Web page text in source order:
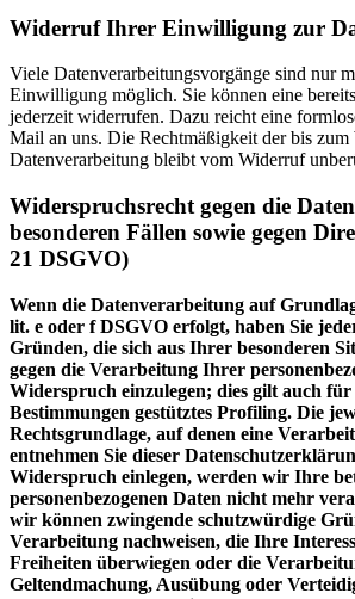
Widerruf Ihrer Einwilligung zur
Viele Datenverarbeitungsvorgänge sind nur
Einwilligung möglich. Sie können eine
jederzeit widerrufen. Dazu reicht eine
Mail an uns. Die Rechtmäßigkeit der bis
Datenverarbeitung bleibt vom Widerruf
Widerspruchsrecht gegen die
besonderen Fällen sowie gegen
21 DSGVO)
Wenn die Datenverarbeitung auf
lit. e oder f DSGVO erfolgt, haben Sie
Gründen, die sich aus Ihrer besonderen
gegen die Verarbeitung Ihrer
Widerspruch einzulegen; dies gilt auch für
Bestimmungen gestütztes Profiling. Die
Rechtsgrundlage, auf denen eine
entnehmen Sie dieser
Widerspruch einlegen, werden wir Ihre
personenbezogenen Daten nicht mehr
wir können zwingende schutzwürdige
Verarbeitung nachweisen, die Ihre
Freiheiten überwiegen oder die
Geltendmachung, Ausübung oder